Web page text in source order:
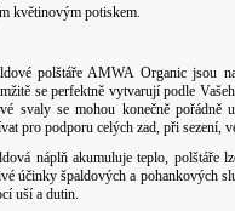
květinovým potiskem.
polštáře AMWA Organic jsou
se perfektně vytvarují podle
svaly se mohou konečně pořádně
pro podporu celých zad, při sezení,
náplň akumuluje teplo, polštáře
účinky špaldových a pohankových
uší a dutin.